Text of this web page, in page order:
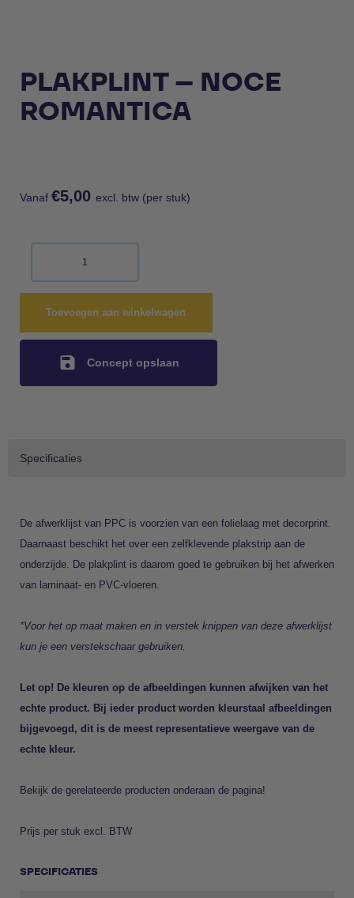
PLAKPLINT – NOCE
ROMANTICA
Vanaf €5,00 excl. btw (per stuk)
Toevoegen aan winkelwagen
Concept opslaan
Specificaties
De afwerklijst van PPC is voorzien van een folielaag met decorprint.
Daarnaast beschikt het over een zelfklevende plakstrip aan de
onderzijde. De plakplint is daarom goed te gebruiken bij het afwerken
van laminaat- en PVC-vloeren.
*Voor het op maat maken en in verstek knippen van deze afwerklijst
kun je een verstekschaar gebruiken.
Let op! De kleuren op de afbeeldingen kunnen afwijken van het
echte product. Bij ieder product worden kleurstaal afbeeldingen
bijgevoegd, dit is de meest representatieve weergave van de
echte kleur.
Bekijk de gerelateerde producten onderaan de pagina!
Prijs per stuk excl. BTW
SPECIFICATIES